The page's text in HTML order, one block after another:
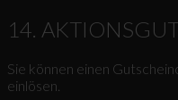
14.
Sie können einen
einlösen.